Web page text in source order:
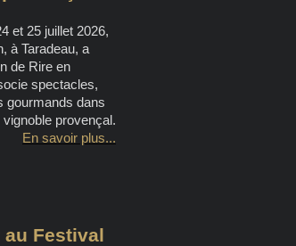
et 25 juillet 2026,
à Taradeau, a
de Rire en
spectacles,
gourmands dans
vignoble provençal.
En savoir plus...
Festival